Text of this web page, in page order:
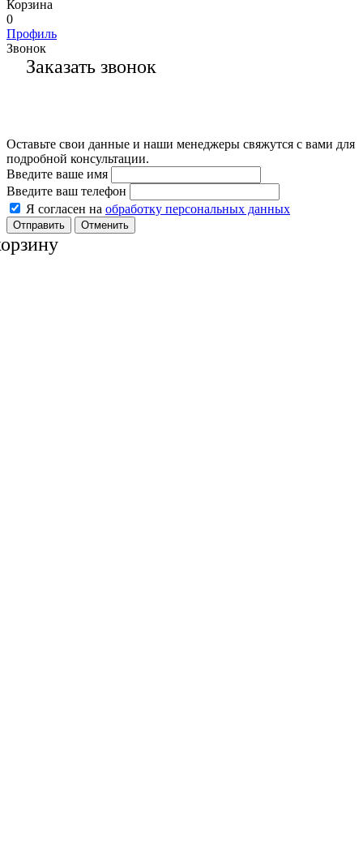
Корзина
0
Профиль
Звонок
Заказать звонок
Оставьте свои данные и наши менеджеры свяжутся с вами для
подробной консультации.
Введите ваше имя
Введите ваш телефон
Я согласен на обработку персональных данных
Отменить